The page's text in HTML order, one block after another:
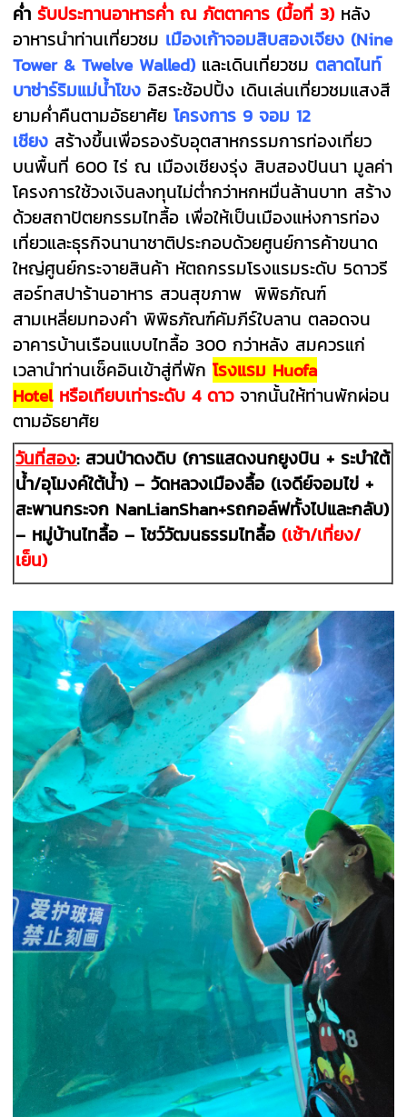
ค่ำรับประทานอาหารค่ำ ณ ภัตตาคาร (มื้อที่ 3) หลัง
อาหารนำท่านเที่ยวชม เมืองเก้าจอมสิบสองเจียง (Nine
Tower & Twelve Walled) และเดินเที่ยวชมตลาดไนท์
บาซ่าร์ริมแม่น้ำโขง อิสระช้อปปิ้ง เดินเล่นเที่ยวชมแสงสี
ยามค่ำคืนตามอัธยาศัยโครงการ 9 จอม 12
เชียงสร้างขึ้นเพื่อรองรับอุตสาหกรรมการท่องเที่ยว
บนพื้นที่ 600 ไร่ ณ เมืองเชียงรุ่ง สิบสองปันนา มูลค่า
โครงการใช้วงเงินลงทุนไม่ต่ำกว่าหกหมื่นล้านบาท สร้าง
ด้วยสถาปัตยกรรมไทลื้อ เพื่อให้เป็นเมืองแห่งการท่อง
เที่ยวและธุรกิจนานาชาติประกอบด้วยศูนย์การค้าขนาด
ใหญ่ศูนย์กระจายสินค้า หัตถกรรมโรงแรมระดับ 5ดาวรี
สอร์ทสปาร้านอาหาร สวนสุขภาพ พิพิธภัณฑ์
สามเหลี่ยมทองคำ พิพิธภัณฑ์คัมภีร์ใบลาน ตลอดจน
อาคารบ้านเรือนแบบไทลื้อ 300 กว่าหลัง สมควรแก่
เวลานำท่านเช็คอินเข้าสู่ที่พักโรงแรม Huofa
Hotel หรือเทียบเท่าระดับ 4 ดาว จากนั้นให้ท่านพักผ่อน
ตามอัธยาศัย
วันที่สอง:สวนป่าดงดิบ (การแสดงนกยูงบิน + ระบำใต้
น้ำ/อุโมงค์ใต้น้ำ) – วัดหลวงเมืองลื้อ (เจดีย์จอมไข่ +
สะพานกระจก NanLianShan+รถกอล์ฟทั้งไปและกลับ)
– หมู่บ้านไทลื้อ–โชว์วัฒนธรรมไทลื้อ(เช้า/เที่ยง/
เย็น)